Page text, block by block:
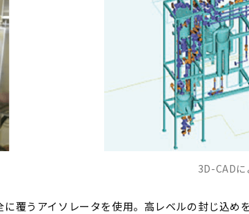
3D-CAD
覆うアイソレータを使用。高レベルの封じ込め